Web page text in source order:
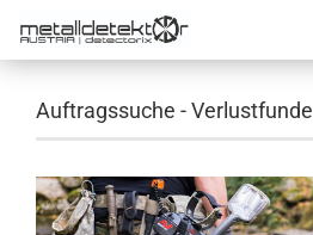
Auftragssuche - Verlustfunde